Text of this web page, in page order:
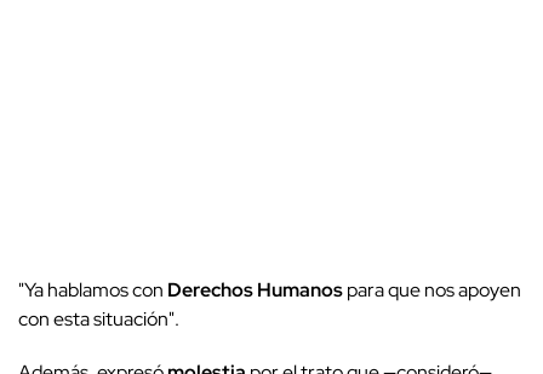
"Ya hablamos con Derechos Humanospara que nos apoyen
con esta situación".